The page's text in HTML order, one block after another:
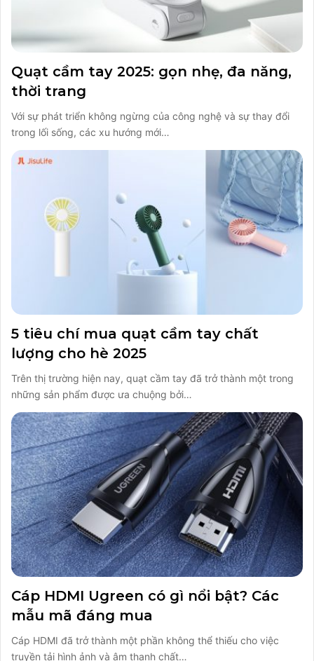
Quạt cầm tay 2025: gọn nhẹ, đa năng,
thời trang
Với sự phát triển không ngừng của công nghệ và sự thay đổi
trong lối sống, các xu hướng mới…
5 tiêu chí mua quạt cầm tay chất
lượng cho hè 2025
Trên thị trường hiện nay, quạt cầm tay đã trở thành một trong
những sản phẩm được ưa chuộng bởi…
Cáp HDMI Ugreen có gì nổi bật? Các
mẫu mã đáng mua
Cáp HDMI đã trở thành một phần không thể thiếu cho việc
truyền tải hình ảnh và âm thanh chất…